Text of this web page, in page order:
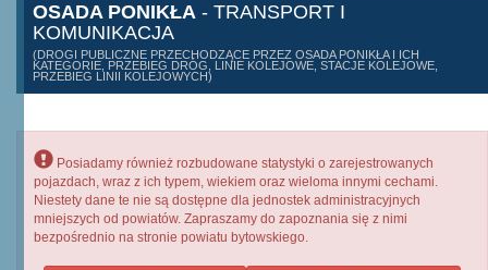
OSADA PONIKŁA - TRANSPORT I
KOMUNIKACJA
(DROGI PUBLICZNE PRZECHODZĄCE PRZEZ OSADA PONIKŁA I ICH
KATEGORIE, PRZEBIEG DRÓG, LINIE KOLEJOWE, STACJE KOLEJOWE,
PRZEBIEG LINII KOLEJOWYCH)
Posiadamy również rozbudowane statystyki o zarejestrowanych
pojazdach, wraz z ich typem, wiekiem oraz wieloma innymi cechami.
Niestety dane te nie są dostępne dla jednostek administracyjnych
mniejszych od powiatów. Zapraszamy do zapoznania się z nimi
bezpośrednio na stronie powiatu bytowskiego.